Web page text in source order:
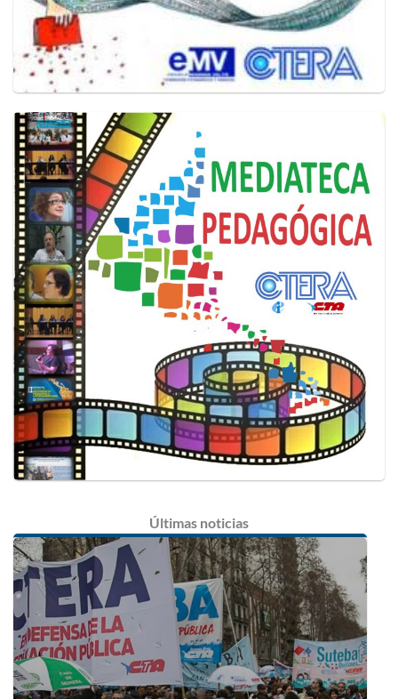
Últimas noticias